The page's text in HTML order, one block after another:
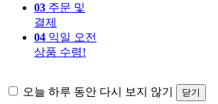
03 주문 및
결제
04 익일 오전
상품 수령!
오늘 하루 동안 다시 보지 않기 닫기